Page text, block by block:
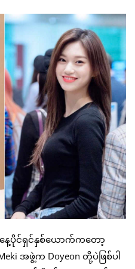
ေ့ပိုင်ရှင်နှစ်ယောက်ကတော့
အဖွဲ့က Doyeon တို့ပဲဖြစ်ပါ